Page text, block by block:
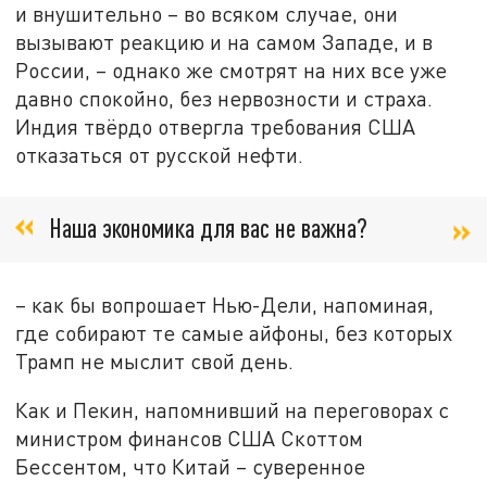
и внушительно – во всяком случае, они
вызывают реакцию и на самом Западе, и в
России, – однако же смотрят на них все уже
давно спокойно, без нервозности и страха.
Индия твёрдо отвергла требования США
отказаться от русской нефти.
Наша экономика для вас не важна?
– как бы вопрошает Нью-Дели, напоминая,
где собирают те самые айфоны, без которых
Трамп не мыслит свой день.
Как и Пекин, напомнивший на переговорах с
министром финансов США Скоттом
Бессентом, что Китай – суверенное